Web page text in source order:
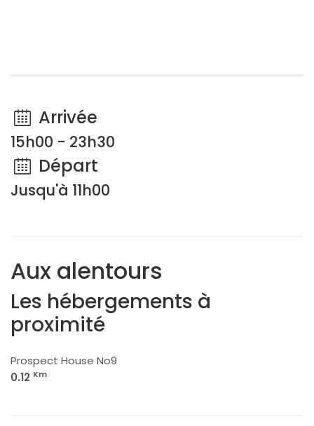
Arrivée
15h00 - 23h30
Départ
Jusqu'à 11h00
Aux alentours
Les hébergements à
proximité
Prospect House No9
0.12 Km